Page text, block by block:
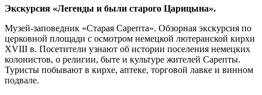
Экскурсия «Легенды и были старого Царицына».
Музей-заповедник «Старая Сарепта». Обзорная экскурсия по
церковной площади с осмотром немецкой лютеранской кирхи
XVIII в. Посетители узнают об истории поселения немецких
колонистов, о религии, быте и культуре жителей Сарепты.
Туристы побывают в кирхе, аптеке, торговой лавке и винном
подвале.